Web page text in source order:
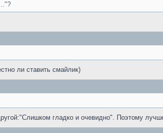
ли ставить смайлик)
гладко и очевидно". Поэтому